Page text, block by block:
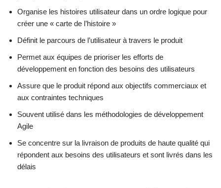
Organise les histoires utilisateur dans un ordre logique pour
créer une « carte de l’histoire »
Définit le parcours de l’utilisateur à travers le produit
Permet aux équipes de prioriser les efforts de
développement en fonction des besoins des utilisateurs
Assure que le produit répond aux objectifs commerciaux et
aux contraintes techniques
Souvent utilisé dans les méthodologies de développement
Agile
Se concentre sur la livraison de produits de haute qualité qui
répondent aux besoins des utilisateurs et sont livrés dans les
délais